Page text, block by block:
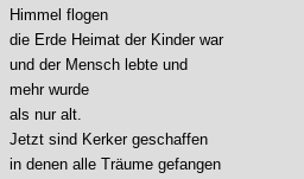
Himmel flogen
die Erde Heimat der Kinder war
und der Mensch lebte und
mehr wurde
als nur alt.
Jetzt sind Kerker geschaffen
in denen alle Träume gefangen